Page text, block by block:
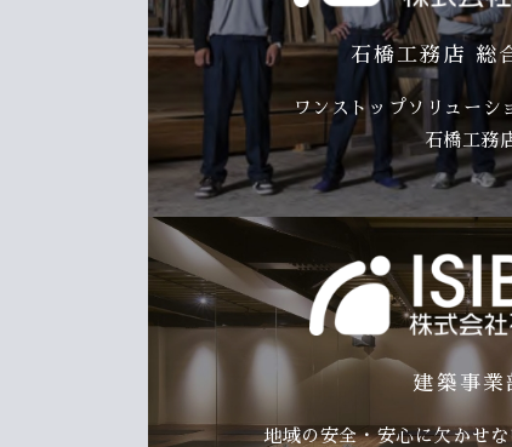
石橋工務店 総
ワンストップソリューシ
石橋工務
建築事業
地域の安全・安心に欠かせ